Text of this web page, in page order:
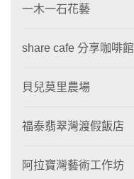
一木一石花藝
share cafe 分享咖啡館
貝兒莫里農場
福泰翡翠灣渡假飯店
阿拉寶灣藝術工作坊